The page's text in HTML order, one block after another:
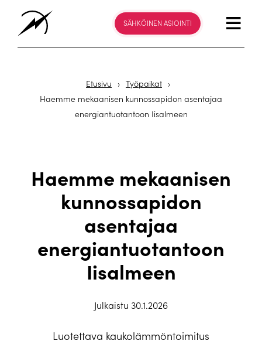
SÄHKÖINEN ASIOINTI
Etusivu › Työpaikat ›
Haemme mekaanisen kunnossapidon asentajaa
energiantuotantoon Iisalmeen
Haemme mekaanisen
kunnossapidon
asentajaa
energiantuotantoon
Iisalmeen
Julkaistu 30.1.2026
Luotettava kaukolämmöntoimitus